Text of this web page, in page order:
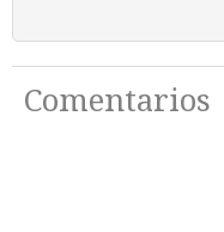
Comentarios